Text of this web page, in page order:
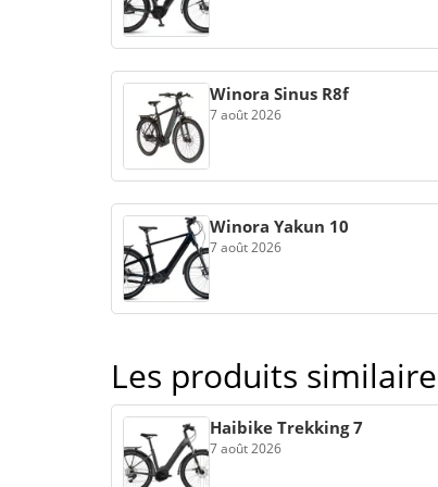
Winora Sinus R8f
7 août 2026
Winora Yakun 10
7 août 2026
Les produits
Haibike Trekking 7
7 août 2026